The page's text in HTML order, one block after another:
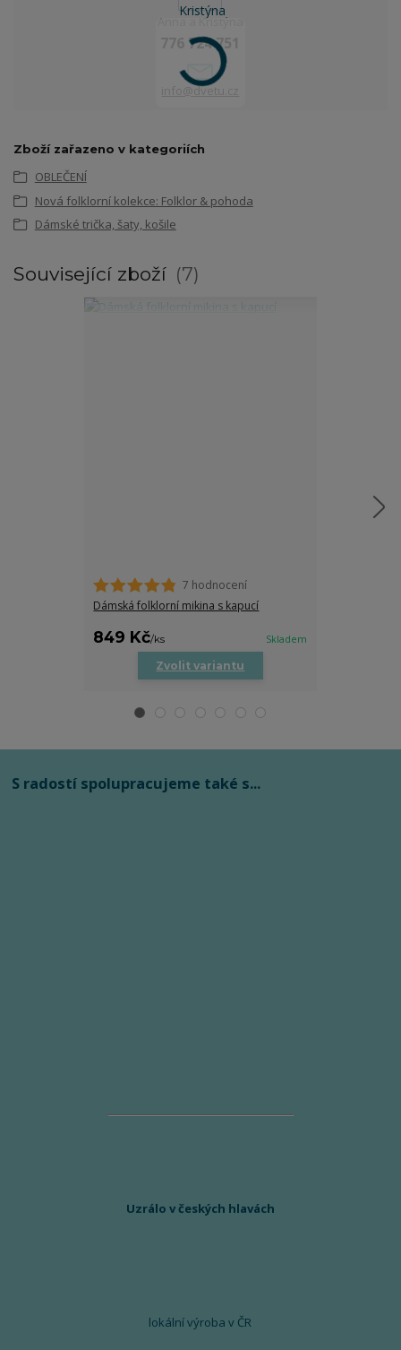
Anna a Kristýna
776 724 751
info@dvetu.cz
Zboží zařazeno v kategoriích
OBLEČENÍ
Nová folklorní kolekce: Folklor & pohoda
Dámské trička, šaty, košile
Související zboží 7
7 hodnocení
Dámská folklorní mikina s kapucí
849 Kč/ks Skladem
Zvolit variantu
S radostí spolupracujeme také s...
Uzrálo v českých hlavách
lokální výroba v ČR